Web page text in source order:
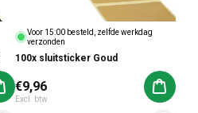
winkelwagen toevoegen
Voor 15:00 besteld, zelfde werkdag
verzonden
100x sluitsticker Goud
Normale prijs
€9,96
Excl. btw
Aan